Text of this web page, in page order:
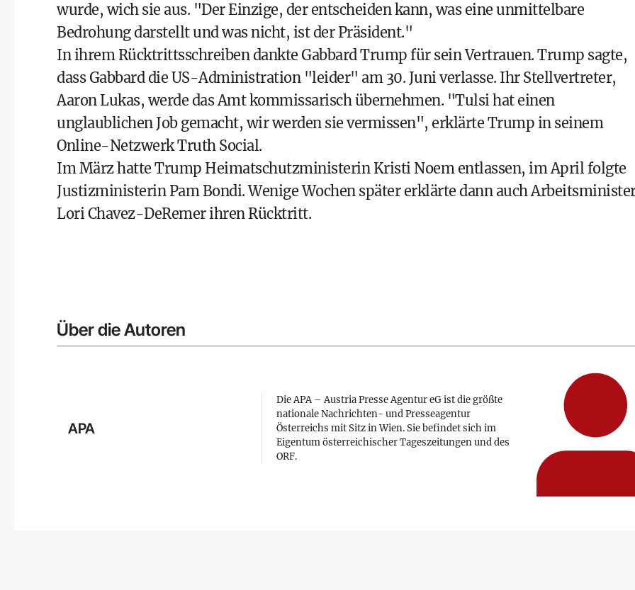
wurde, wich sie aus. "Der Einzige, der entscheiden kann, was eine unmittelbare
Bedrohung darstellt und was nicht, ist der Präsident."
In ihrem Rücktrittsschreiben dankte Gabbard Trump für sein Vertrauen. Trump sagte,
dass Gabbard die US-Administration "leider" am 30. Juni verlasse. Ihr Stellvertreter,
Aaron Lukas, werde das Amt kommissarisch übernehmen. "Tulsi hat einen
unglaublichen Job gemacht, wir werden sie vermissen", erklärte Trump in seinem
Online-Netzwerk Truth Social.
Im März hatte Trump Heimatschutzministerin Kristi Noem entlassen, im April folgte
Justizministerin Pam Bondi. Wenige Wochen später erklärte dann auch
Lori Chavez-DeRemer ihren Rücktritt.
Über die Autoren
APA
Die APA – Austria Presse Agentur eG ist die größte
nationale Nachrichten- und Presseagentur
Österreichs mit Sitz in Wien. Sie befindet sich im
Eigentum österreichischer Tageszeitungen und des
ORF.